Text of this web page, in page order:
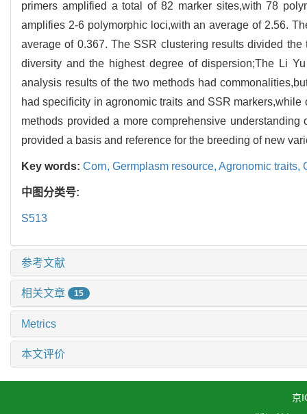
primers amplified a total of 82 marker sites,with 78
amplifies 2-6 polymorphic loci,with an average of 2.56.
average of 0.367. The SSR clustering results divided
diversity and the highest degree of dispersion;The Li
analysis results of the two methods had
had specificity in agronomic traits and SSR
methods provided a more comprehensive
provided a basis and reference for the breeding of new
Key words: Corn, Germplasm resource, Agronomic traits,
中图分类号:
S513
参考文献
相关文章 15
Metrics
本文评价
京